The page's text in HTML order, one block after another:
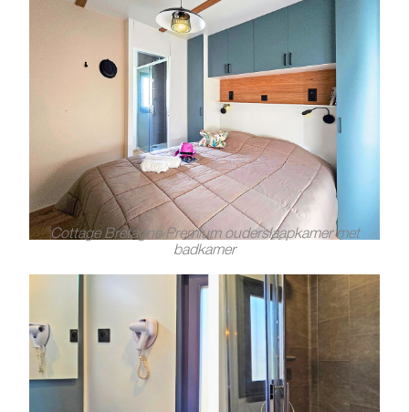
Cottage Bretagne Premium ouderslaapkamer met
badkamer